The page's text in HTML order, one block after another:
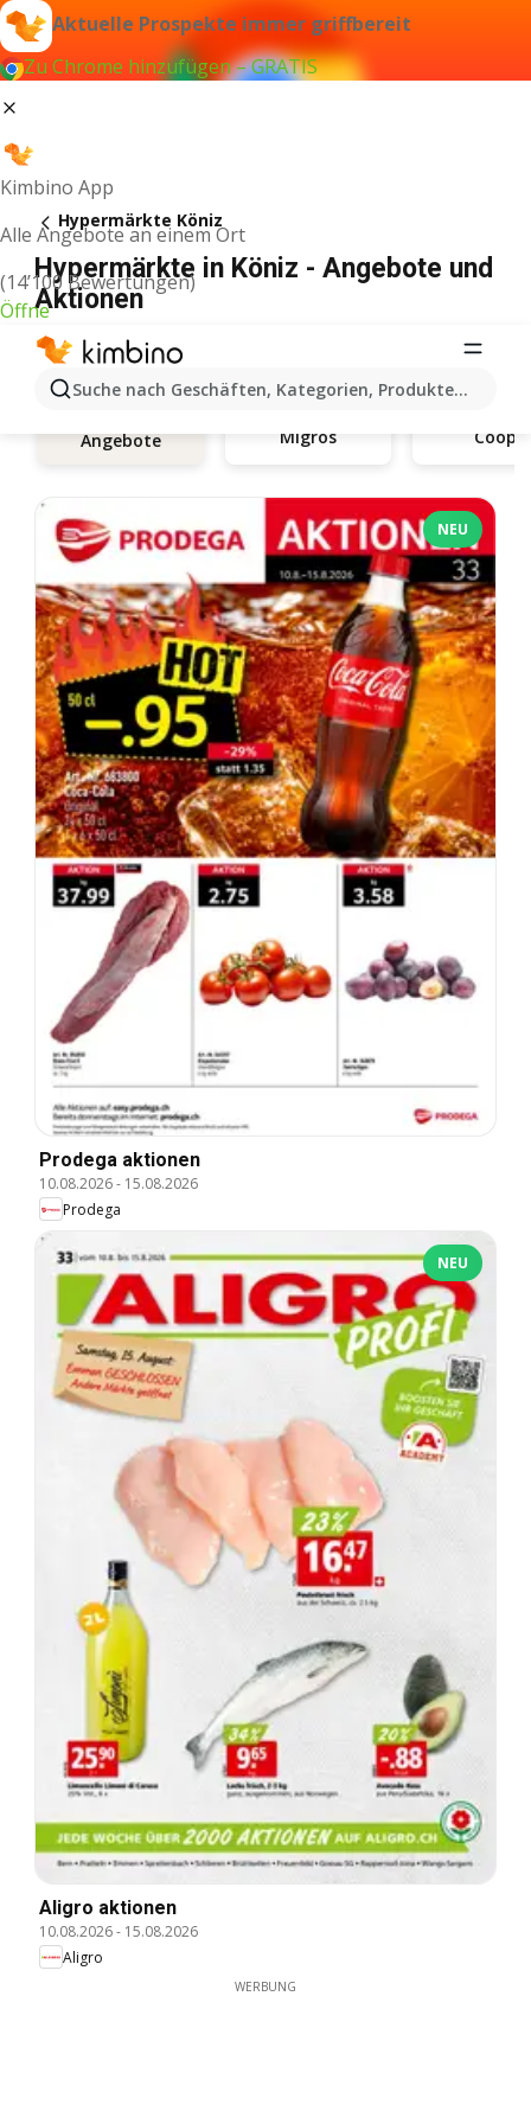
Aktuelle Prospekte immer griffbereit
Zu Chrome hinzufügen – GRATIS
Kimbino App
Alle Angebote an einem Ort
(14’100 Bewertungen)
Öffne
Suche nach Geschäften, Kategorien, Produkten...
Hypermärkte Köniz
Hypermärkte in Köniz - Angebote und
Aktionen
Angebote Migros Coop
NEU
Prodega aktionen
10.08.2026- 15.08.2026
Prodega
NEU
Aligro aktionen
10.08.2026- 15.08.2026
Aligro
WERBUNG